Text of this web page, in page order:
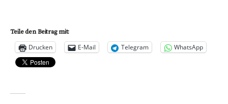
Teile den Beitrag mit:
Drucken E-Mail Telegram WhatsApp